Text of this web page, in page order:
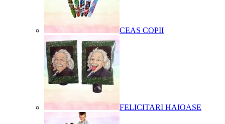
CEAS COPII
FELICITARI HAIOASE